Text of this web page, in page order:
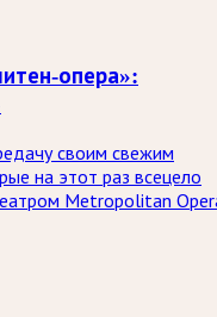
опера»:
своим свежим
на этот раз всецело
Metropolitan